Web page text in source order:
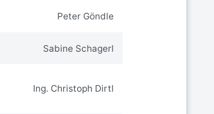
Peter Göndle
Sabine Schagerl
Ing. Christoph Dirtl